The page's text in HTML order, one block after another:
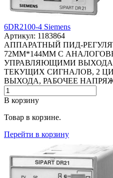
6DR2100-4 Siemens
Артикул: 1183864
АППАРАТНЫЙ ПИД-
72MM*144MM С
УПРАВЛЯЮЩИМИ
ТЕКУЩИХ СИГНАЛОВ, 2
ВЫХОДА, РАБОЧЕЕ
В корзину
Товар в корзине.
Перейти в корзину